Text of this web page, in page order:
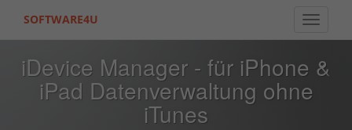
Toggle
SOFTWARE4U
iDevice Manager - für iPhone &
iPad Datenverwaltung ohne
iTunes